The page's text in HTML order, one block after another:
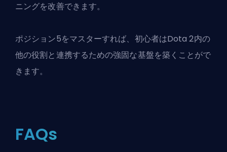
ニングを改善できます。
ポジション5をマスターすれば、初心者はDota 2内の
他の役割と連携するための強固な基盤を築くことがで
きます。
FAQs